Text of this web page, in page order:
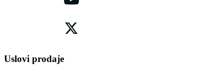
Uslovi prodaje